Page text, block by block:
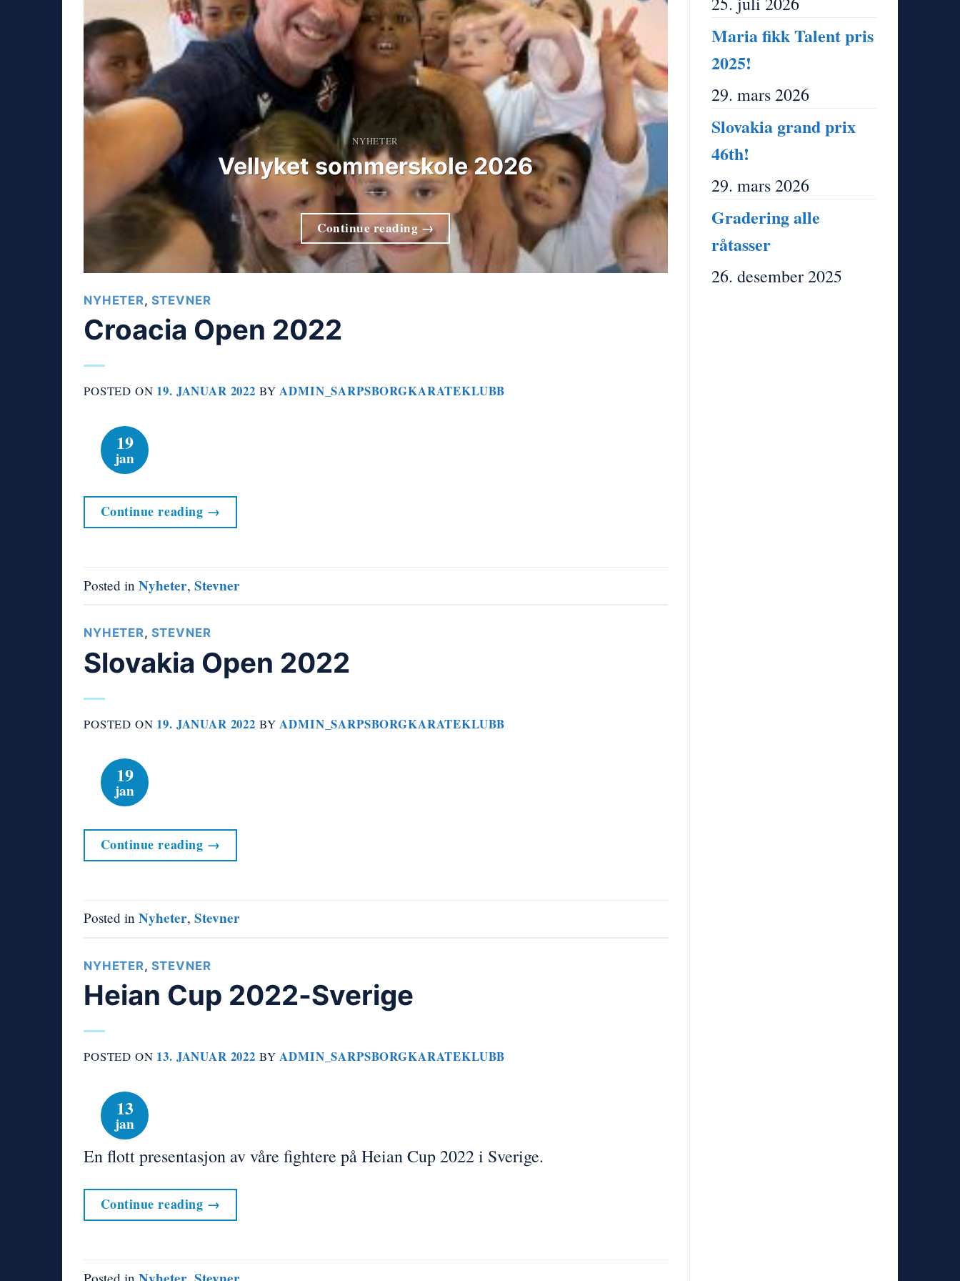
NYHETER
Vellyket sommerskole 2026
Continue reading →
NYHETER, STEVNER
Croacia Open 2022
POSTED ON 19. JANUAR 2022 BYADMIN_SARPSBORGKARATEKLUBB
19
jan
Continue reading →
Posted in Nyheter, Stevner
NYHETER, STEVNER
Slovakia Open 2022
POSTED ON 19. JANUAR 2022 BYADMIN_SARPSBORGKARATEKLUBB
19
jan
Continue reading →
Posted in Nyheter, Stevner
NYHETER, STEVNER
Heian Cup 2022-Sverige
POSTED ON 13. JANUAR 2022 BYADMIN_SARPSBORGKARATEKLUBB
13
jan
En flott presentasjon av våre fightere på Heian Cup 2022 i Sverige.
Continue reading →
Maria fikk Talent pris
2025!
29. mars 2026
Slovakia grand prix
46th!
29. mars 2026
Gradering alle
råtasser
26. desember 2025